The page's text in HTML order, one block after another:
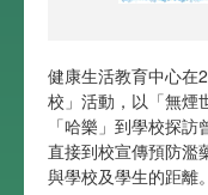
健康生活教育中心在
校」活動，以「無煙
「哈樂」到學校探
直接到校宣傳預防濫
與學校及學生的距離。